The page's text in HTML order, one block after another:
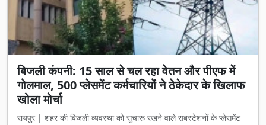
बिजली कंपनी: 15 साल से चल रहा वेतन और पीएफ में
गोलमाल, 500 प्लेसमेंट कर्मचारियों ने ठेकेदार के खिलाफ
खोला मोर्चा
रायपुर | शहर की बिजली व्यवस्था को सुचारू रखने वाले सबस्टेशनों के प्लेसमेंट
कर्मच...